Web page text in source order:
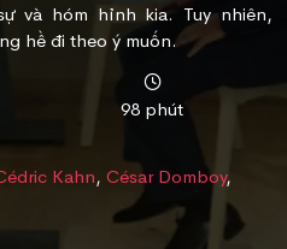
và hóm hỉnh kia. Tuy nhiên,
hề đi theo ý muốn.
98 phút
Kahn, César Domboy,